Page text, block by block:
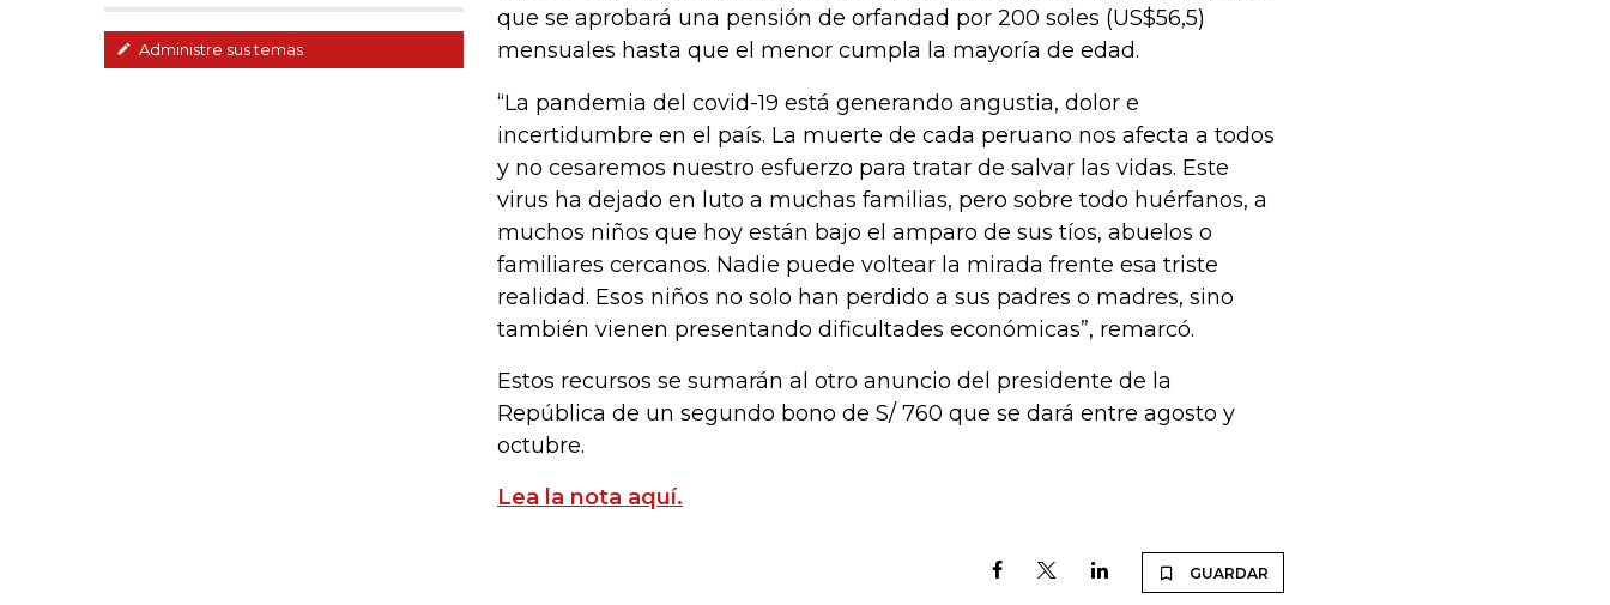
Administre sus temas
que se aprobará una pensión de orfandad por 200 soles (US$56,5)
mensuales hasta que el menor cumpla la mayoría de edad.
“La pandemia del covid-19 está generando angustia, dolor e
incertidumbre en el país. La muerte de cada peruano nos afecta a todos
y no cesaremos nuestro esfuerzo para tratar de salvar las vidas. Este
virus ha dejado en luto a muchas familias, pero sobre todo huérfanos, a
muchos niños que hoy están bajo el amparo de sus tíos, abuelos o
familiares cercanos. Nadie puede voltear la mirada frente esa triste
realidad. Esos niños no solo han perdido a sus padres o madres, sino
también vienen presentando dificultades económicas”, remarcó.
Estos recursos se sumarán al otro anuncio del presidente de la
República de un segundo bono de S/ 760 que se dará entre agosto y
octubre.
Lea la nota aquí.
GUARDAR